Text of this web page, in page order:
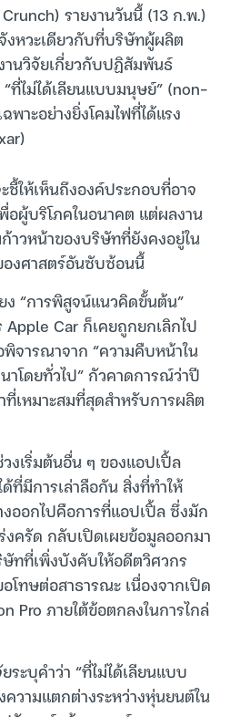
รายงานวันนี้ (13 ก.พ.)
งหวะเดียวกับที่บริษัทผู้ผลิต
านวิจัยเกี่ยวกับปฏิสัมพันธ์
ที่ไม่ได้เลียนแบบมนุษย์” (non-
พาะอย่างยิ่งโคมไฟที่ได้แรง
ชี้ให้เห็นถึงองค์ประกอบที่อาจ
ผู้บริโภคในอนาคต แต่ผลงาน
าวหน้าของบริษัทที่ยังคงอยู่ใน
งศาสตร์อันซับซ้อนนี้
ง “การพิสูจน์แนวคิดขั้นต้น”
Apple Car ก็เคยถูกยกเลิกไป
พิจารณาจาก “ความคืบหน้าใน
โดยทั่วไป” กัวคาดการณ์ว่าปี
ที่เหมาะสมที่สุดสำหรับการผลิต
งเริ่มต้นอื่น ๆ ของแอปเปิ้ล
ที่มีการเล่าลือกัน สิ่งที่ทำให้
ออกไปคือการที่แอปเปิ้ล ซึ่งมัก
งครัด กลับเปิดเผยข้อมูลออกมา
ทที่เพิ่งบังคับให้อดีตวิศวกร
โทษต่อสาธารณะ เนื่องจากเปิด
Pro ภายใต้ข้อตกลงในการไกล่
ระบุคำว่า “ที่ไม่ได้เลียนแบบ
วามแตกต่างระหว่างหุ่นยนต์ใน